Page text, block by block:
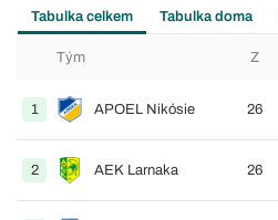
Tabulka celkem Tabulka doma
Tým Z
1 APOEL Nikósie 26
2 AEK Larnaka 26